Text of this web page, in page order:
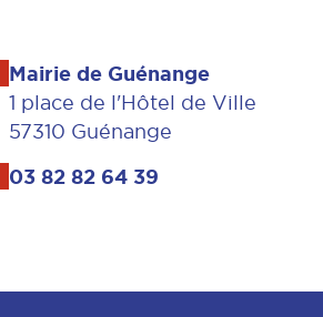
Mairie de Guénange
1 place de l'Hôtel de Ville
57310 Guénange
03 82 82 64 39